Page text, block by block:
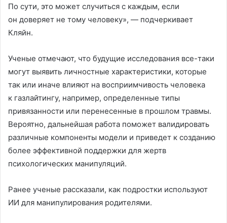
По сути, это может случиться с каждым, если
он доверяет не тому человеку», — подчеркивает
Кляйн.
Ученые отмечают, что будущие исследования все-таки
могут выявить личностные характеристики, которые
так или иначе влияют на восприимчивость человека
к газлайтингу, например, определенные типы
привязанности или перенесенные в прошлом травмы.
Вероятно, дальнейшая работа поможет валидировать
различные компоненты модели и приведет к созданию
более эффективной поддержки для жертв
психологических манипуляций.
Ранее ученые рассказали, как подростки используют
ИИ для манипулирования родителями.